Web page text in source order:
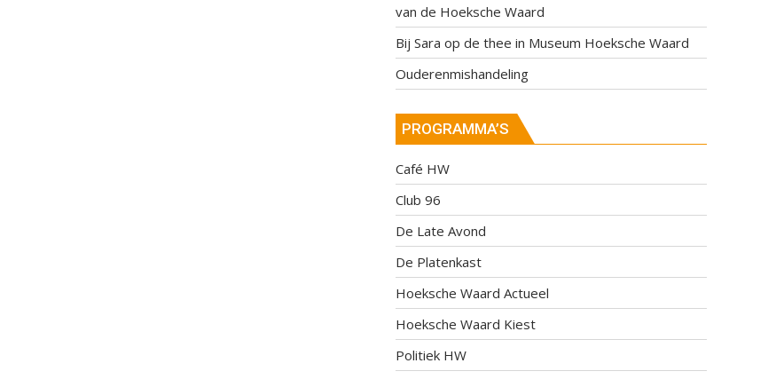
van de Hoeksche Waard
Bij Sara op de thee in Museum Hoeksche Waard
Ouderenmishandeling
PROGRAMMA’S
Café HW
Club 96
De Late Avond
De Platenkast
Hoeksche Waard Actueel
Hoeksche Waard Kiest
Politiek HW